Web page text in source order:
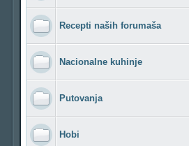
Recepti naših forumaša
Nacionalne kuhinje
Putovanja
Hobi